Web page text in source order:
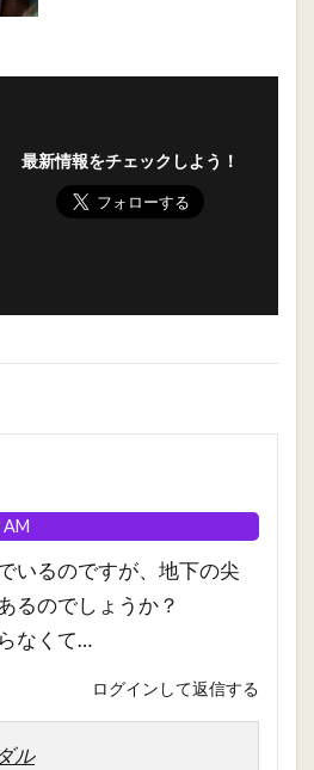
最新情報をチェックしよう！
AM
いるのですが、地下の尖
るのでしょうか？
なくて…
ログインして返信する
ル